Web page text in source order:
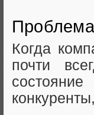
Проблема
Когда
почти